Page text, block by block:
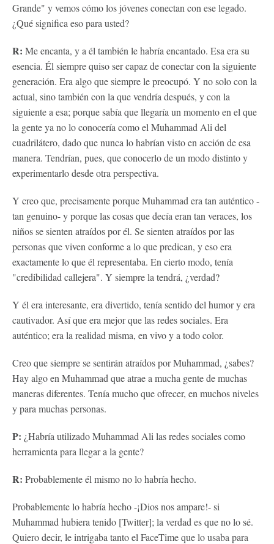
Grande" y vemos cómo los jóvenes conectan con ese legado.
¿Qué significa eso para usted?
R: Me encanta, y a él también le habría encantado. Esa era su
esencia. Él siempre quiso ser capaz de conectar con la siguiente
generación. Era algo que siempre le preocupó. Y no solo con la
actual, sino también con la que vendría después, y con la
siguiente a esa; porque sabía que llegaría un momento en el que
la gente ya no lo conocería como el Muhammad Ali del
cuadrilátero, dado que nunca lo habrían visto en acción de esa
manera. Tendrían, pues, que conocerlo de un modo distinto y
experimentarlo desde otra perspectiva.
Y creo que, precisamente porque Muhammad era tan auténtico -
tan genuino- y porque las cosas que decía eran tan veraces, los
niños se sienten atraídos por él. Se sienten atraídos por las
personas que viven conforme a lo que predican, y eso era
exactamente lo que él representaba. En cierto modo, tenía
"credibilidad callejera". Y siempre la tendrá, ¿verdad?
Y él era interesante, era divertido, tenía sentido del humor y era
cautivador. Así que era mejor que las redes sociales. Era
auténtico; era la realidad misma, en vivo y a todo color.
Creo que siempre se sentirán atraídos por Muhammad, ¿sabes?
Hay algo en Muhammad que atrae a mucha gente de muchas
maneras diferentes. Tenía mucho que ofrecer, en muchos niveles
y para muchas personas.
P: ¿Habría utilizado Muhammad Ali las redes sociales como
herramienta para llegar a la gente?
R: Probablemente él mismo no lo habría hecho.
Probablemente lo habría hecho -¡Dios nos ampare!- si
Muhammad hubiera tenido [Twitter]; la verdad es que no lo sé.
Quiero decir, le intrigaba tanto el FaceTime que lo usaba para